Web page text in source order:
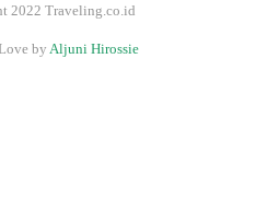
2022 Traveling.co.id
by Aljuni Hirossie